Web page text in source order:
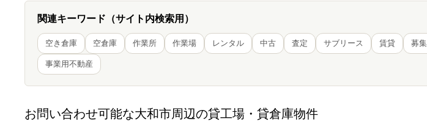
関連キーワード（サイト内検索用）
空き倉庫 空倉庫 作業所 作業場 レンタル 中古 査定 サブリース 賃貸 募集
事業用不動産
お問い合わせ可能な大和市周辺の貸工場・貸倉庫物件